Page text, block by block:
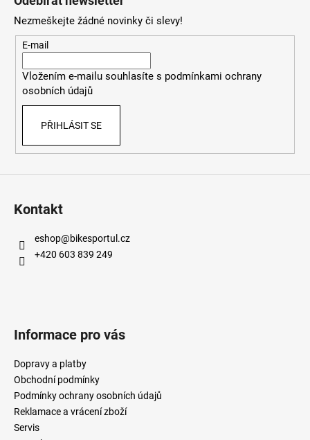
Nezmeškejte žádné novinky či slevy!
E-mail
Vložením e-mailu souhlasíte s podmínkami ochrany
osobních údajů
PŘIHLÁSIT SE
Kontakt
eshop@bikesportul.cz
+420 603 839 249
Informace pro vás
Dopravy a platby
Obchodní podmínky
Podmínky ochrany osobních údajů
Reklamace a vrácení zboží
Servis